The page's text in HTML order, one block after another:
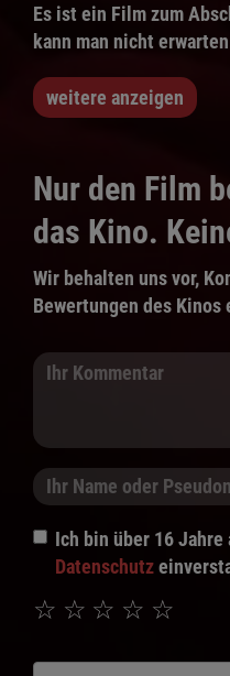
Es ist ein Film zum
kann man nicht
weitere anzeigen
Nur den Film
das Kino.
Wir behalten uns vor,
Bewertungen des
Ich bin über 16
Datenschutz
☆
☆
☆
☆
☆